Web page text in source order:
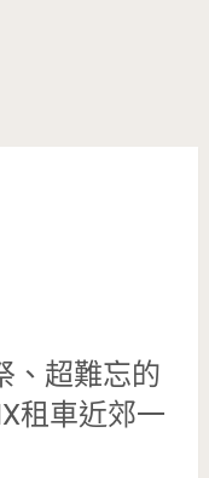
、超難忘的
租車近郊一